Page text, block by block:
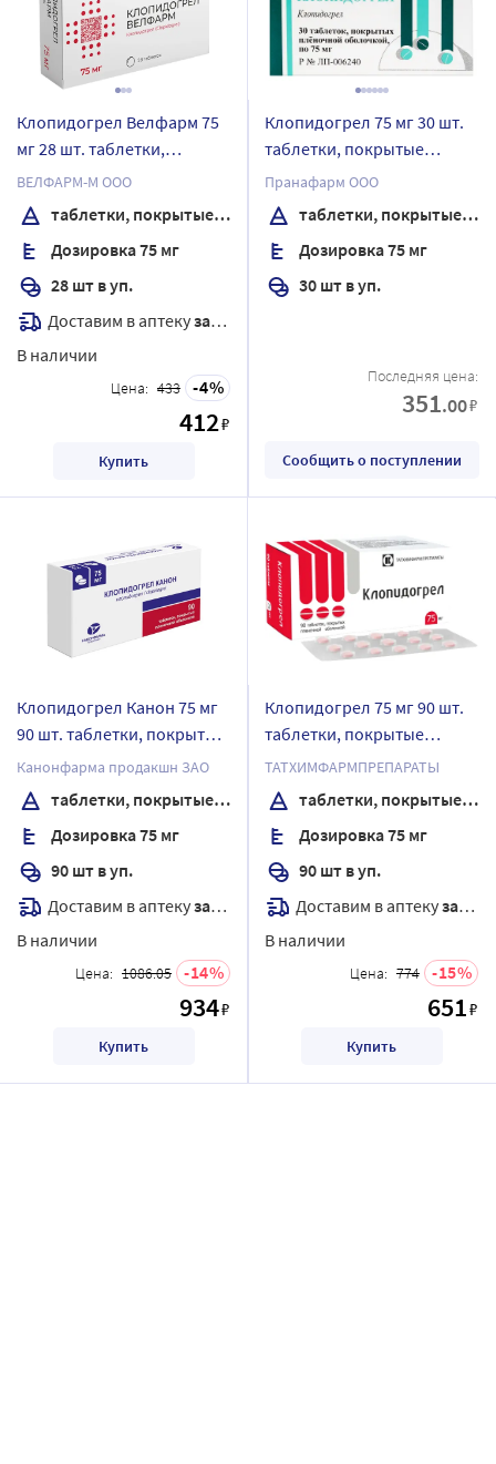
Клопидогрел Велфарм 75
мг 28 шт. таблетки,
покрытые пленочной
оболочкой
ВЕЛФАРМ-М ООО
таблетки, покрытые пленочной оболочкой
Дозировка 75 мг
28 шт в уп.
Доставим в аптекузавтра
В наличии
Цена: 433 4
412₽
Купить
Клопидогрел 75 мг 30 шт.
таблетки, покрытые
пленочной оболочкой
Пранафарм ООО
таблетки, покрытые пленочной оболочкой
Дозировка 75 мг
30 шт в уп.
Последняя цена:
351.00₽
Сообщить о поступлении
Клопидогрел Канон 75 мг
90 шт. таблетки, покрытые
пленочной оболочкой
Канонфарма продакшн ЗАО
таблетки, покрытые пленочной оболочкой
Дозировка 75 мг
90 шт в уп.
Доставим в аптекузавтра
В наличии
Цена: 1086.05 14
934₽
Купить
Клопидогрел 75 мг 90 шт.
таблетки, покрытые
пленочной оболочкой
ТАТХИМФАРМПРЕПАРАТЫ
таблетки, покрытые пленочной оболочкой
Дозировка 75 мг
90 шт в уп.
Доставим в аптекузавтра
В наличии
Цена: 774 15
651₽
Купить